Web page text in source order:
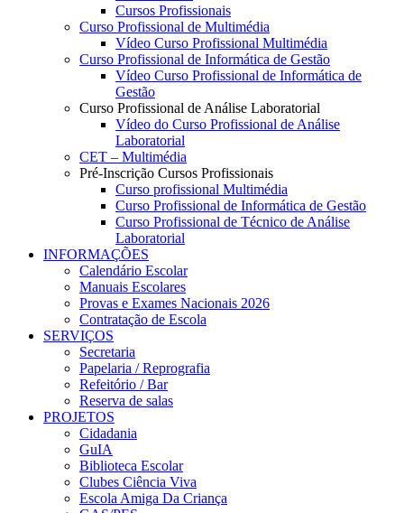
Cursos Profissionais
Curso Profissional de Multimédia
Vídeo Curso Profissional Multimédia
Curso Profissional de Informática de Gestão
Vídeo Curso Profissional de Informática de
Gestão
Curso Profissional de Análise Laboratorial
Vídeo do Curso Profissional de Análise
Laboratorial
CET – Multimédia
Pré-Inscrição Cursos Profissionais
Curso profissional Multimédia
Curso Profissional de Informática de Gestão
Curso Profissional de Técnico de Análise
Laboratorial
INFORMAÇÕES
Calendário Escolar
Manuais Escolares
Provas e Exames Nacionais 2026
Contratação de Escola
SERVIÇOS
Secretaria
Papelaria / Reprografia
Refeitório / Bar
Reserva de salas
PROJETOS
Cidadania
GuIA
Biblioteca Escolar
Clubes Ciência Viva
Escola Amiga Da Criança